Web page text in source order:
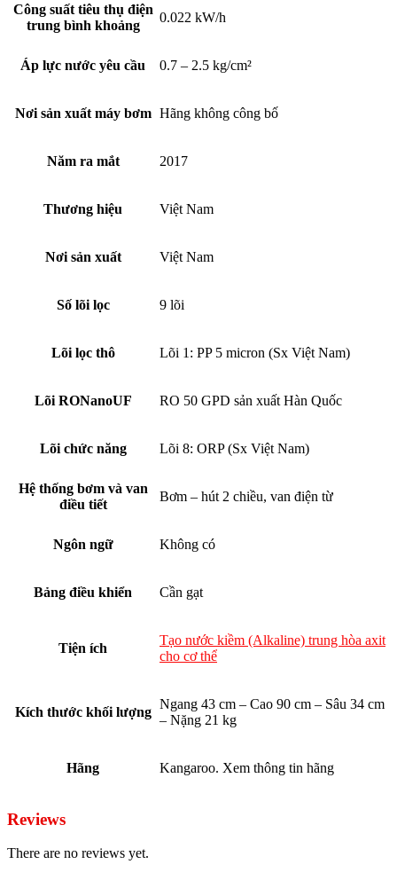
Công suất tiêu thụ điện
trung bình khoảng
0.022 kW/h
Áp lực nước yêu cầu 0.7 – 2.5 kg/cm²
Nơi sản xuất máy bơm Hãng không công bố
Năm ra mắt 2017
Thương hiệu Việt Nam
Nơi sản xuất Việt Nam
Số lõi lọc 9 lõi
Lõi lọc thô Lõi 1: PP 5 micron (Sx Việt Nam)
Lõi RONanoUF RO 50 GPD sản xuất Hàn Quốc
Lõi chức năng Lõi 8: ORP (Sx Việt Nam)
Hệ thống bơm và van
điều tiết
Bơm – hút 2 chiều, van điện từ
Ngôn ngữ Không có
Bảng điều khiển Cần gạt
Tiện ích
Tạo nước kiềm (Alkaline) trung hòa axit
cho cơ thể
Kích thước khối lượng
Ngang 43 cm – Cao 90 cm – Sâu 34 cm
– Nặng 21 kg
Hãng Kangaroo. Xem thông tin hãng
Reviews
There are no reviews yet.